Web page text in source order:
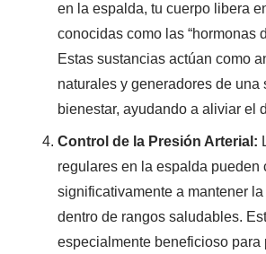
en la espalda, tu cuerpo libera
conocidas como las “hormonas
Estas sustancias actúan como
naturales y generadores de una
bienestar, ayudando a aliviar el
Control de la Presión Arterial:
regulares en la espalda pueden
significativamente a mantener la
dentro de rangos saludables.
especialmente beneficioso para